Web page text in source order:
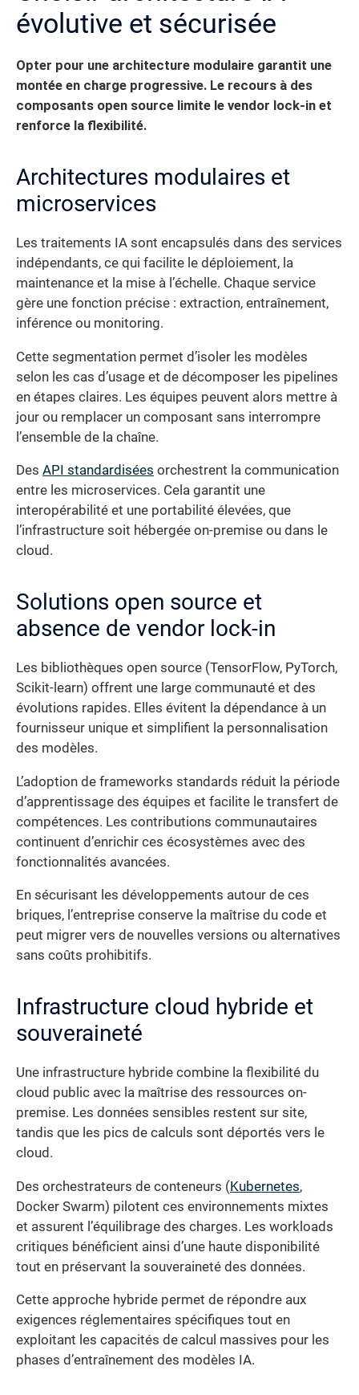
évolutive et sécurisée
Opter pour une architecture modulaire garantit une
montée en charge progressive. Le recours à des
composants open source limite le vendor lock-in et
renforce la flexibilité.
Architectures modulaires et
microservices
Les traitements IA sont encapsulés dans des services
indépendants, ce qui facilite le déploiement, la
maintenance et la mise à l’échelle. Chaque service
gère une fonction précise : extraction, entraînement,
inférence ou monitoring.
Cette segmentation permet d’isoler les modèles
selon les cas d’usage et de décomposer les pipelines
en étapes claires. Les équipes peuvent alors mettre à
jour ou remplacer un composant sans interrompre
l’ensemble de la chaîne.
Des API standardisées orchestrent la communication
entre les microservices. Cela garantit une
interopérabilité et une portabilité élevées, que
l’infrastructure soit hébergée on-premise ou dans le
cloud.
Solutions open source et
absence de vendor lock-in
Les bibliothèques open source (TensorFlow, PyTorch,
Scikit-learn) offrent une large communauté et des
évolutions rapides. Elles évitent la dépendance à un
fournisseur unique et simplifient la personnalisation
des modèles.
L’adoption de frameworks standards réduit la période
d’apprentissage des équipes et facilite le transfert de
compétences. Les contributions communautaires
continuent d’enrichir ces écosystèmes avec des
fonctionnalités avancées.
En sécurisant les développements autour de ces
briques, l’entreprise conserve la maîtrise du code et
peut migrer vers de nouvelles versions ou alternatives
sans coûts prohibitifs.
Infrastructure cloud hybride et
souveraineté
Une infrastructure hybride combine la flexibilité du
cloud public avec la maîtrise des ressources on-
premise. Les données sensibles restent sur site,
tandis que les pics de calculs sont déportés vers le
cloud.
Des orchestrateurs de conteneurs (Kubernetes,
Docker Swarm) pilotent ces environnements mixtes
et assurent l’équilibrage des charges. Les workloads
critiques bénéficient ainsi d’une haute disponibilité
tout en préservant la souveraineté des données.
Cette approche hybride permet de répondre aux
exigences réglementaires spécifiques tout en
exploitant les capacités de calcul massives pour les
phases d’entraînement des modèles IA.